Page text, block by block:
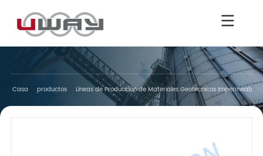
Casa productos Líneas de Producción de Materiales Geotecnicos Impermeables